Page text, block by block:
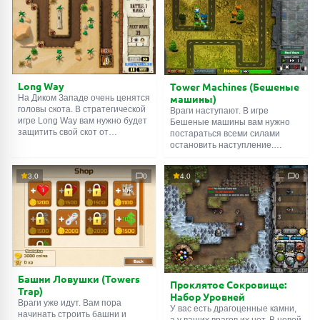
оружием. Захватываяющая
стратегия в стиле tower defence.
Ну что же, желаем удачи!
башни и постоянно улучшать
их, чтобы живые мертвецы не
смогли добраться до мозгов. За
дело!
Long Way
На Диком Западе очень ценятся
головы скота. В стратегической
игре Long Way вам нужно будет
защитить свой скот от
смогли добраться до коров. Не
забывайте улучшать своих
людей, покупать новое оружие
и нанимать новых бойцов. В
данной игре из серии tower
defence есть разные уровни
сложности. Желаем удачи!
Tower Machines (Бешеные
машины)
Враги наступают. В игре
Бешеные машины вам нужно
постараться всеми силами
остановить наступление.
чтобы вражеская техника не
смогла подъехать к военной
базе. Не забывайте постоянно
улучшать и строить новые
башни, иначе ваша оборона
будет прорвана.
Стратегическая игра в стиле
tower defence. Враг не пройдет!
3.0 0
Башни Ловушки (Towers
Trap)
Враги уже идут. Вам пора
начинать строить башни и
4.0 0
Проклятое Сокровище:
Набор Уровней
У вас есть драгоценные камни,